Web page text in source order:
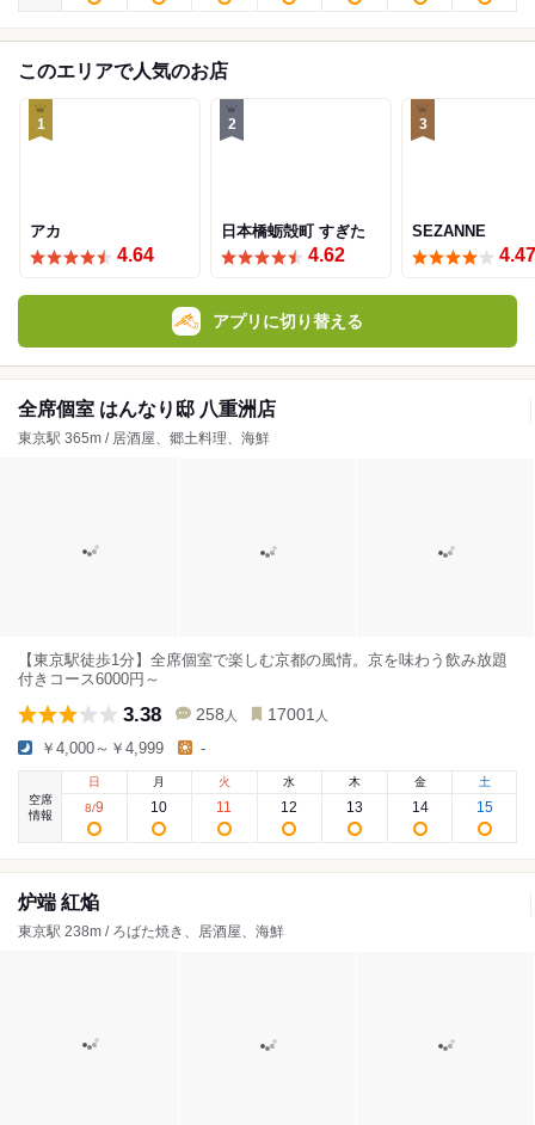
このエリアで人気のお店
1
アカ
4.64
2
日本橋蛎殻町 すぎた
4.62
3
SEZANNE
4.47
アプリに切り替える
全席個室 はんなり邸 八重洲店
東京駅 365m / 居酒屋、郷土料理、海鮮
【東京駅徒歩1分】全席個室で楽しむ京都の風情。京を味わう飲み放題
付きコース6000円～
3.38 258 人 17001 人
￥4,000～￥4,999 -
空席
情報
日
8/9
月
10
火
11
水
12
木
13
金
14
土
15
炉端 紅焔
東京駅 238m / ろばた焼き、居酒屋、海鮮